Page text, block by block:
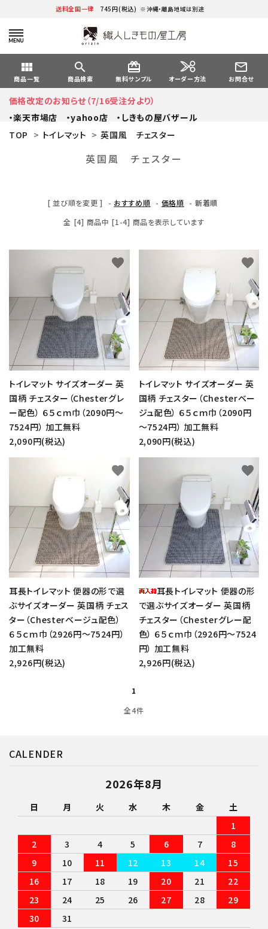
送料全国一律 745円(税込) ※沖縄・離島地域は別途
view_module
商品一覧
search
商品検索
card_giftcard
無料サンプル オーダー方法
mail_outline
お問合せ
価格改定のお知らせ（7/16受注分より）
・楽天市場店
・yahoo店
・しきもの屋バザール
TOP > トイレマット > 英国風 チェスター
英国風 チェスター
[ 並び順を変更 ] - おすすめ順 - 価格順 - 新着順
全 [4] 商品中 [1-4] 商品を表示しています
トイレマット サイズオーダー 英
国柄 チェスター（Chesterグレ
ー配色） ６５ｃｍ巾（2090円～
7524円） 加工無料
2,090円(税込)
favorite
トイレマット サイズオーダー 英
国柄 チェスター（Chesterベー
ジュ配色） ６５ｃｍ巾（2090円
～7524円） 加工無料
2,090円(税込)
favorite
耳長トイレマット 便器の形で選
ぶサイズオーダー 英国柄 チェス
ター（Chesterベージュ配色）
６５ｃｍ巾（2926円～7524円）
加工無料
2,926円(税込)
favorite
耳長トイレマット 便器の形
で選ぶサイズオーダー 英国柄
チェスター（Chesterグレー配
色） ６５ｃｍ巾（2926円～7524
円） 加工無料
2,926円(税込)
favorite
1
全4件
カテゴリー
検索する
CALENDER
2026年8月
日 月 火 水 木 金
土
1
2
3 4 5 6 7
8
9
10 11 12 13 14
15
16
17 18 19 20 21
22
23
24 25 26 27 28
29
30
31